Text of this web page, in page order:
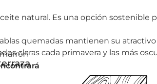
natural. Es una opción sostenible
quemadas mantienen su
claras cada primavera y las más